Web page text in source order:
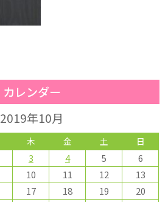
カレンダー
2019年10月
木 金 土 日
3 4 5
6
10 11 12
13
17 18 19
20